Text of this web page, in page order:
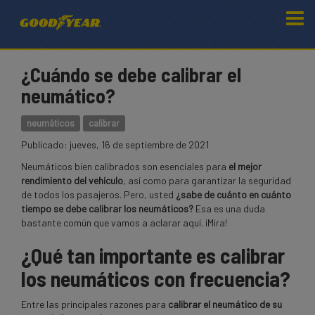
¿Cuándo se debe calibrar el
neumático?
neumáticos calibrar
Goodyear
Goodyear
¿Cuándo
debe
calibrar
el
neumático?
Publicado: jueves, 16 de septiembre de 2021
Neumáticos bien calibrados son esenciales para el mejor
rendimiento del vehículo, así como para garantizar la seguridad
de todos los pasajeros. Pero, usted ¿sabe de cuánto en cuánto
tiempo se debe calibrar los neumáticos? Esa es una duda
bastante común que vamos a aclarar aquí. ¡Mira!
¿Qué tan importante es calibrar
los neumáticos con frecuencia?
Entre las principales razones para calibrar el neumático de su